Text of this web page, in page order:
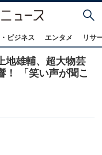
ビジネス エンタメ リサ
地雄輔、超大物芸
！ 「笑い声が聞こ